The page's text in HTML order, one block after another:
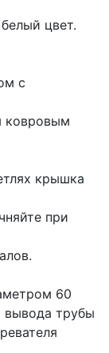
цвет.
с
ковровым
крышка
при
60
вывода трубы